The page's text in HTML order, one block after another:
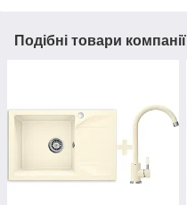
Подібні товари компанії